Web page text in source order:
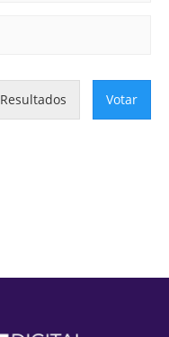
Resultados Votar